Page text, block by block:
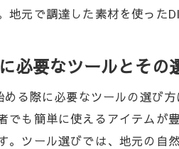
地元で調達した素材を使った
必要なツールとその
める際に必要なツールの選び
でも簡単に使えるアイテムが
。ツール選びでは、地元の自